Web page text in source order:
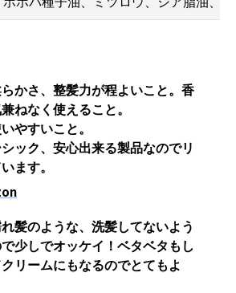
かさ、整髪力が程よいこと。香
ねなく使えること。
やすいこと。
ック、安心出来る製品なのでリ
ます。
髪のような、洗髪してないよう
少しでオッケイ！ベタベタもし
リームにもなるのでとてもよ